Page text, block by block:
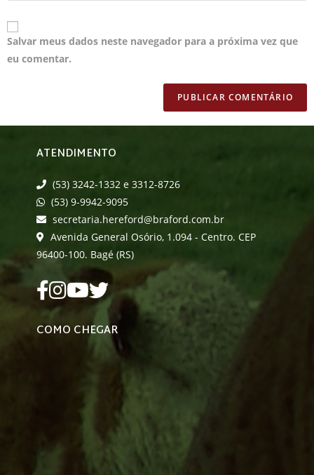
Salvar meus dados neste navegador para a próxima vez que
eu comentar.
ATENDIMENTO
(53) 3242-1332 e 3312-8726
(53) 9-9942-9095
secretaria.hereford@braford.com.br
Avenida General Osório, 1.094 - Centro. CEP
96400-100. Bagé (RS)
COMO CHEGAR